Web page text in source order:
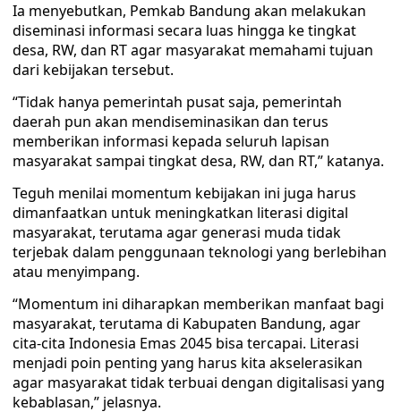
Ia menyebutkan, Pemkab Bandung akan melakukan
diseminasi informasi secara luas hingga ke tingkat
desa, RW, dan RT agar masyarakat memahami tujuan
dari kebijakan tersebut.
“Tidak hanya pemerintah pusat saja, pemerintah
daerah pun akan mendiseminasikan dan terus
memberikan informasi kepada seluruh lapisan
masyarakat sampai tingkat desa, RW, dan RT,” katanya.
Teguh menilai momentum kebijakan ini juga harus
dimanfaatkan untuk meningkatkan literasi digital
masyarakat, terutama agar generasi muda tidak
terjebak dalam penggunaan teknologi yang berlebihan
atau menyimpang.
“Momentum ini diharapkan memberikan manfaat bagi
masyarakat, terutama di Kabupaten Bandung, agar
cita-cita Indonesia Emas 2045 bisa tercapai. Literasi
menjadi poin penting yang harus kita akselerasikan
agar masyarakat tidak terbuai dengan digitalisasi yang
kebablasan,” jelasnya.